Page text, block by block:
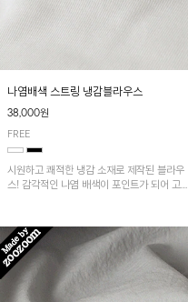
나염배색 스트링 냉감블라우스
38,000원
FREE
시원하고 쾌적한 냉감 소재로 제작된 블라우
스! 감각적인 나염 배색이 포인트가 되어 고급
착용 가능합니다~